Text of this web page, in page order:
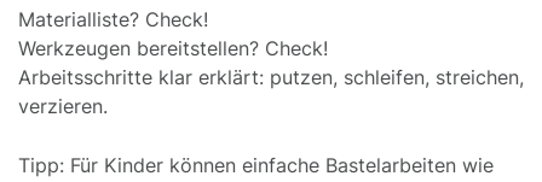
Materialliste? Check!
Werkzeugen bereitstellen? Check!
Arbeitsschritte klar erklärt: putzen, schleifen, streichen,
verzieren.
Tipp: Für Kinder können einfache Bastelarbeiten wie